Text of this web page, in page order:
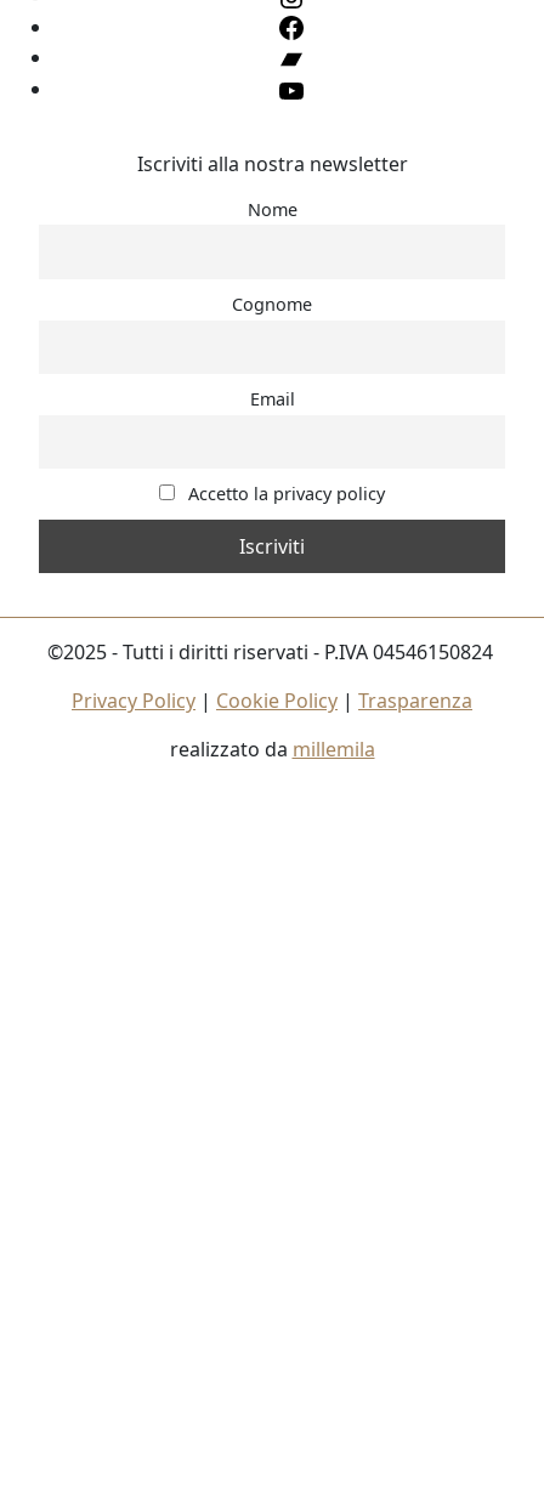
Iscriviti alla nostra newsletter
Nome
Cognome
Email
Accetto la privacy policy
©2025 - Tutti i diritti riservati - P.IVA 04546150824
Privacy Policy | Cookie Policy | Trasparenza
realizzato da millemila